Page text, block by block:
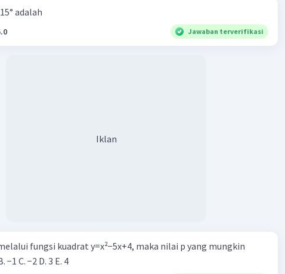
adalah
Jawaban terverifikasi
Iklan
fungsi kuadrat y=x²−5x+4, maka nilai p yang mungkin
−1 C. −2 D. 3 E. 4